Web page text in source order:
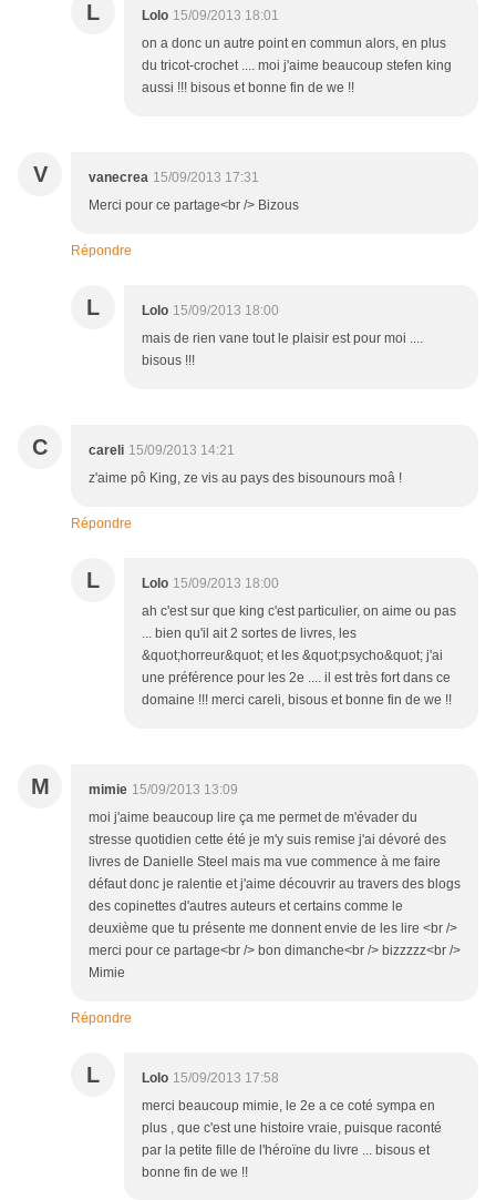
L Lolo 15/09/2013 18:01
on a donc un autre point en commun alors, en plus
du tricot-crochet .... moi j'aime beaucoup stefen king
aussi !!! bisous et bonne fin de we !!
V vanecrea 15/09/2013 17:31
Merci pour ce partage<br /> Bizous
Répondre
L Lolo 15/09/2013 18:00
mais de rien vane tout le plaisir est pour moi ....
bisous !!!
C careli 15/09/2013 14:21
z'aime pô King, ze vis au pays des bisounours moâ !
Répondre
L Lolo 15/09/2013 18:00
ah c'est sur que king c'est particulier, on aime ou pas
... bien qu'il ait 2 sortes de livres, les
&quot;horreur&quot; et les &quot;psycho&quot; j'ai
une préférence pour les 2e .... il est très fort dans ce
domaine !!! merci careli, bisous et bonne fin de we !!
M mimie 15/09/2013 13:09
moi j'aime beaucoup lire ça me permet de m'évader du
stresse quotidien cette été je m'y suis remise j'ai dévoré des
livres de Danielle Steel mais ma vue commence à me faire
défaut donc je ralentie et j'aime découvrir au travers des blogs
des copinettes d'autres auteurs et certains comme le
deuxième que tu présente me donnent envie de les lire <br />
merci pour ce partage<br /> bon dimanche<br /> bizzzzz<br />
Mimie
Répondre
L Lolo 15/09/2013 17:58
merci beaucoup mimie, le 2e a ce coté sympa en
plus , que c'est une histoire vraie, puisque raconté
par la petite fille de l'héroïne du livre ... bisous et
bonne fin de we !!